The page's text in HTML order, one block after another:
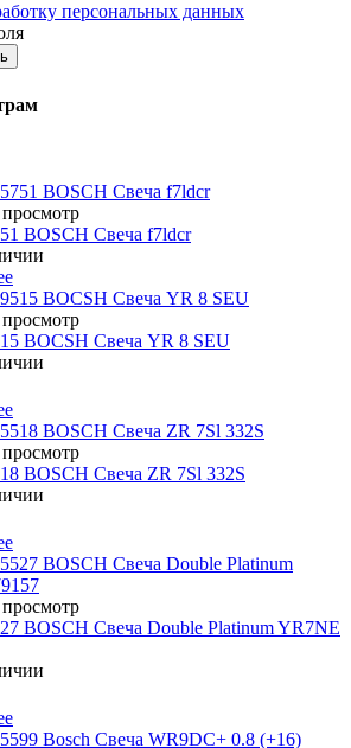
персональных данных
BOSCH Свеча f7ldcr
BOCSH Свеча YR 8 SEU
BOSCH Свеча ZR 7Sl 332S
BOSСH Свеча Double Platinum YR7NE